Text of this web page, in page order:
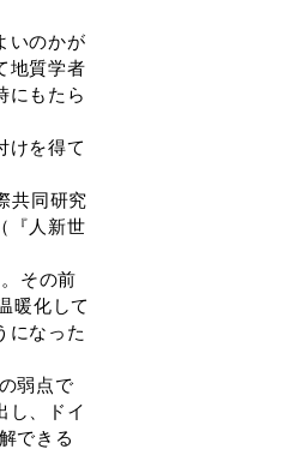
いのかが
地質学者
にもたら
けを得て
共同研究
『人新世
その前
暖化して
になった
弱点で
し、ドイ
できる